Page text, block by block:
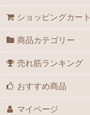
ショッピングカート
商品カテゴリー
売れ筋ランキング
おすすめ商品
マイページ